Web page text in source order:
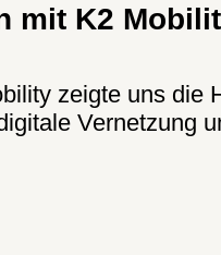
mit K2
zeigte uns
Vernetzung